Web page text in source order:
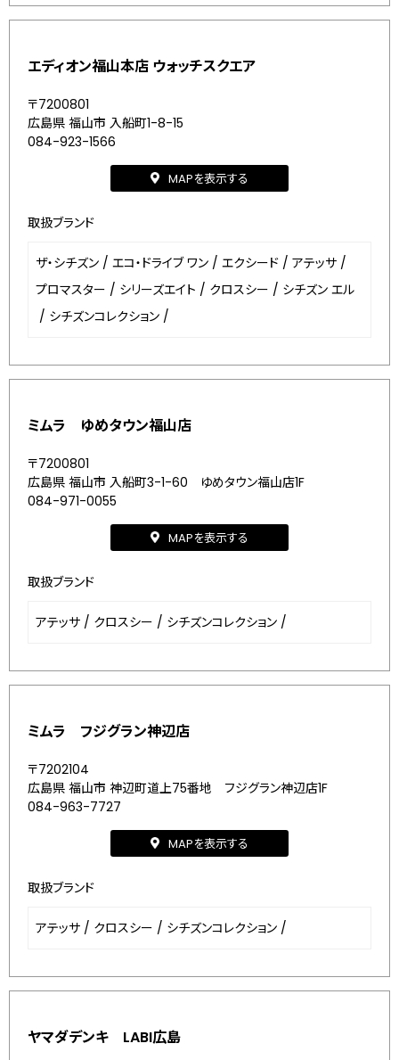
エディオン福山本店 ウォッチスクエア
〒7200801
広島県 福山市 入船町1-8-15
084-923-1566
MAPを表示する
取扱ブランド
ザ・シチズン / エコ・ドライブ ワン / エクシード / アテッサ /
プロマスター / シリーズエイト / クロスシー / シチズン エル
/ シチズンコレクション /
ミムラ ゆめタウン福山店
〒7200801
広島県 福山市 入船町3-1-60 ゆめタウン福山店1F
084-971-0055
MAPを表示する
取扱ブランド
アテッサ / クロスシー / シチズンコレクション /
ミムラ フジグラン神辺店
〒7202104
広島県 福山市 神辺町道上75番地 フジグラン神辺店1F
084-963-7727
MAPを表示する
取扱ブランド
アテッサ / クロスシー / シチズンコレクション /
ヤマダデンキ LABI広島